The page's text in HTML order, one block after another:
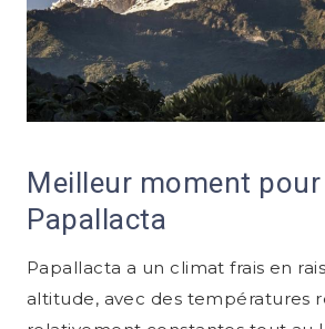
Meilleur moment
Papallacta
Papallacta a un climat frais en
altitude, avec des températures